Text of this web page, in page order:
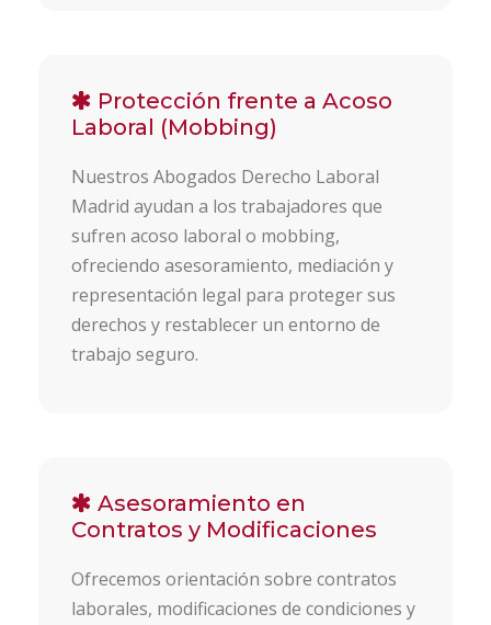
Protección frente a Acoso
Laboral (Mobbing)
Nuestros Abogados Derecho Laboral
Madrid ayudan a los trabajadores que
sufren acoso laboral o mobbing,
ofreciendo asesoramiento, mediación y
representación legal para proteger sus
derechos y restablecer un entorno de
trabajo seguro.
Asesoramiento en
Contratos y Modificaciones
Ofrecemos orientación sobre contratos
laborales, modificaciones de condiciones y